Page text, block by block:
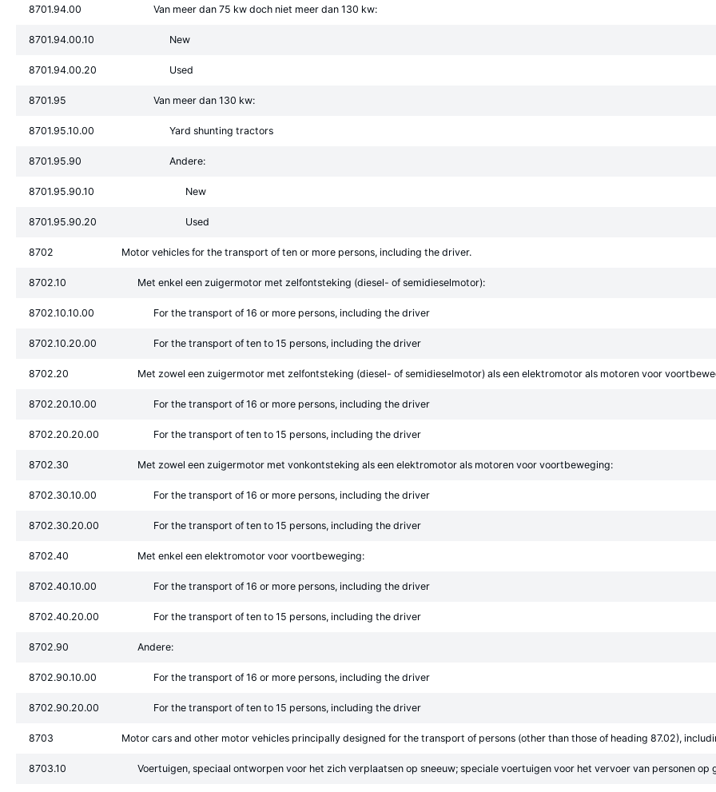
8701.94.00 Van meer dan 75 kw doch niet meer dan 130 kw:
8701.94.00.10 New
8701.94.00.20 Used
8701.95 Van meer dan 130 kw:
8701.95.10.00 Yard shunting tractors
8701.95.90 Andere:
8701.95.90.10 New
8701.95.90.20 Used
8702 Motor vehicles for the transport of ten or more persons, including the driver.
8702.10 Met enkel een zuigermotor met zelfontsteking (diesel- of semidieselmotor):
8702.10.10.00 For the transport of 16 or more persons, including the driver
8702.10.20.00 For the transport of ten to 15 persons, including the driver
8702.20 Met zowel een zuigermotor met zelfontsteking (diesel- of semidieselmotor) als een elektromotor als motoren voor
8702.20.10.00 For the transport of 16 or more persons, including the driver
8702.20.20.00 For the transport of ten to 15 persons, including the driver
8702.30 Met zowel een zuigermotor met vonkontsteking als een elektromotor als motoren voor voortbeweging:
8702.30.10.00 For the transport of 16 or more persons, including the driver
8702.30.20.00 For the transport of ten to 15 persons, including the driver
8702.40 Met enkel een elektromotor voor voortbeweging:
8702.40.10.00 For the transport of 16 or more persons, including the driver
8702.40.20.00 For the transport of ten to 15 persons, including the driver
8702.90 Andere:
8702.90.10.00 For the transport of 16 or more persons, including the driver
8702.90.20.00 For the transport of ten to 15 persons, including the driver
8703 Motor cars and other motor vehicles principally designed for the transport of persons (other than those of heading 87.02),
8703.10 Voertuigen, speciaal ontworpen voor het zich verplaatsen op sneeuw; speciale voertuigen voor het vervoer van personen